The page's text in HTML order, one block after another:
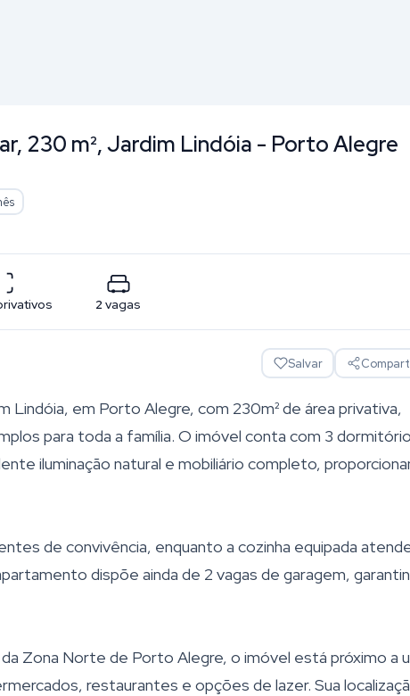
230 m², Jardim Lindóia - Porto Alegre
2 vagas
Salvar
Lindóia, em Porto Alegre, com 230m² de área privativa,
para toda a família. O imóvel conta com 3
iluminação natural e mobiliário completo,
de convivência, enquanto a cozinha equipada
dispõe ainda de 2 vagas de garagem,
Zona Norte de Porto Alegre, o imóvel está próximo a
restaurantes e opções de lazer. Sua